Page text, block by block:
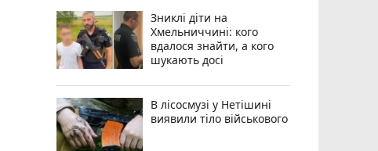
Зниклі діти на
Хмельниччині: кого
вдалося знайти, а кого
шукають досі
В лісосмузі у Нетішині
виявили тіло військового